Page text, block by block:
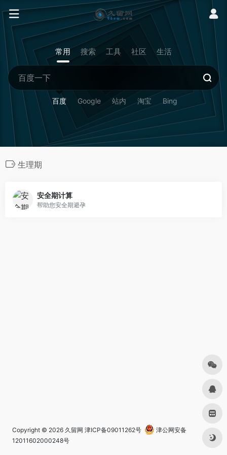
常用 搜索 工具 社区 生活
百度 Google 站内 淘宝 Bing
生理期
安全期计算
帮助您安全期避孕
Copyright © 2026 久留网 津ICP备09011262号
津公网安备
12011602000248号